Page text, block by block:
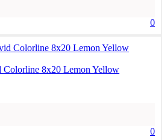
0
8x20 Lemon Yellow
0